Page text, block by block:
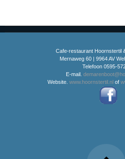
Cafe-restaurant Hoornstertil
Mernaweg 60 | 9964 AV
Telefoon 0595-
E-mail.
Website. www.hoornstertil.nl of